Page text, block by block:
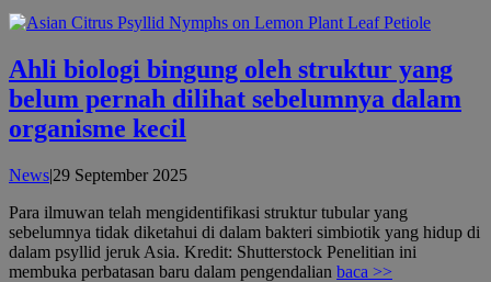
Ahli biologi bingung oleh struktur yang
belum pernah dilihat sebelumnya dalam
organisme kecil
News|29 September 2025oleh
Para ilmuwan telah mengidentifikasi struktur tubular yang
sebelumnya tidak diketahui di dalam bakteri simbiotik yang hidup di
dalam psyllid jeruk Asia. Kredit: Shutterstock Penelitian ini
membuka perbatasan baru dalam pengendalian baca >>